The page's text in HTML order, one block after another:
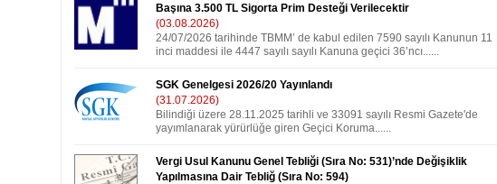
Başına 3.500 TL Sigorta Prim Desteği Verilecektir
(03.08.2026)
24/07/2026 tarihinde TBMM’ de kabul edilen 7590 sayılı Kanunun 11
inci maddesi ile 4447 sayılı sayılı Kanuna geçici 36’ncı......
SGK Genelgesi 2026/20 Yayınlandı
(31.07.2026)
Bilindiği üzere 28.11.2025 tarihli ve 33091 sayılı Resmi Gazete'de
yayımlanarak yürürlüğe giren Geçici Koruma......
Vergi Usul Kanunu Genel Tebliği (Sıra No: 531)’nde Değişiklik
Yapılmasına Dair Tebliğ (Sıra No: 594)